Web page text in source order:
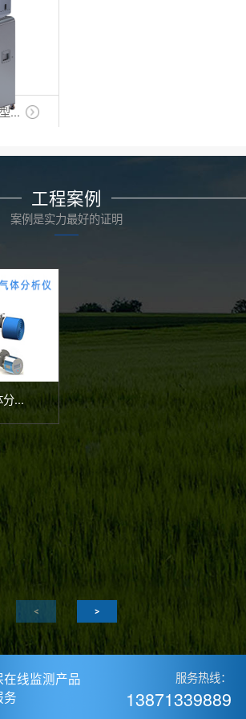
...
工程案例
案例是实力最好的证明
分...
线监测产品
务
服务热线：
13871339889